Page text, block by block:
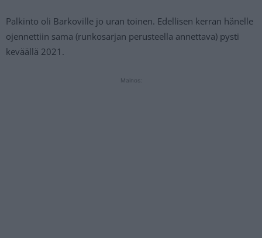
Palkinto oli Barkoville jo uran toinen. Edellisen kerran hänelle
ojennettiin sama (runkosarjan perusteella annettava) pysti
keväällä 2021.
Mainos: